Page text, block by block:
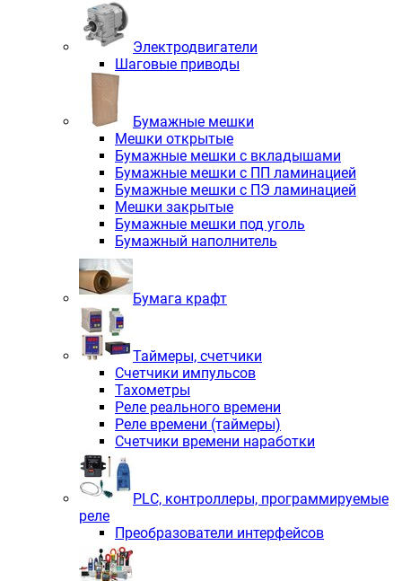
Электродвигатели
Шаговые приводы
Бумажные мешки
Мешки открытые
Бумажные мешки с вкладышами
Бумажные мешки с ПП ламинацией
Бумажные мешки с ПЭ ламинацией
Мешки закрытые
Бумажные мешки под уголь
Бумажный наполнитель
Бумага крафт
Таймеры, счетчики
Счетчики импульсов
Тахометры
Реле реального времени
Реле времени (таймеры)
Счетчики времени наработки
PLС, контроллеры, программируемые
реле
Преобразователи интерфейсов